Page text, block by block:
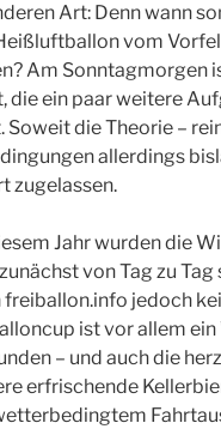
Art: Denn wann
vom
Am Sonntagmorgen
die ein paar weitere
Soweit die Theorie –
allerdings
zugelassen.
Jahr wurden die
von Tag zu
freiballon.info jedoch
ist vor allem
– und auch die
erfrischende